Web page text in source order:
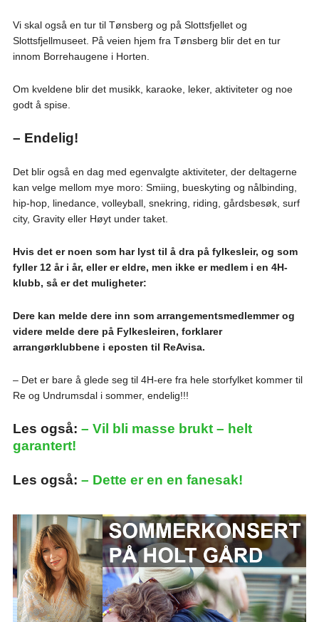
Vi skal også en tur til Tønsberg og på Slottsfjellet og
Slottsfjellmuseet. På veien hjem fra Tønsberg blir det en tur
innom Borrehaugene i Horten.
Om kveldene blir det musikk, karaoke, leker, aktiviteter og noe
godt å spise.
– Endelig!
Det blir også en dag med egenvalgte aktiviteter, der deltagerne
kan velge mellom mye moro: Smiing, bueskyting og nålbinding,
hip-hop, linedance, volleyball, snekring, riding, gårdsbesøk, surf
city, Gravity eller Høyt under taket.
Hvis det er noen som har lyst til å dra på fylkesleir, og som
fyller 12 år i år, eller er eldre, men ikke er medlem i en 4H-
klubb, så er det muligheter:
Dere kan melde dere inn som arrangementsmedlemmer og
videre melde dere på Fylkesleiren, forklarer
arrangørklubbene i eposten til ReAvisa.
– Det er bare å glede seg til 4H-ere fra hele storfylket kommer til
Re og Undrumsdal i sommer, endelig!!!
Les også: – Vil bli masse brukt – helt
garantert!
Les også: – Dette er en en fanesak!